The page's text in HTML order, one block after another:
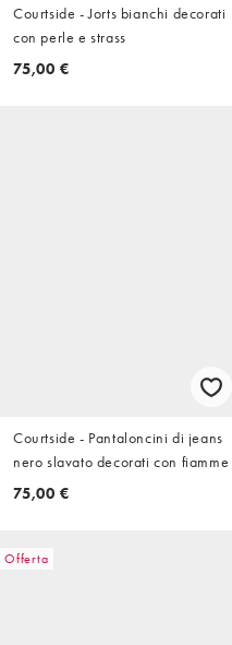
Courtside - Jorts bianchi decorati
con perle e strass
75,00 €
Courtside - Pantaloncini di jeans
nero slavato decorati con fiamme
75,00 €
Offerta